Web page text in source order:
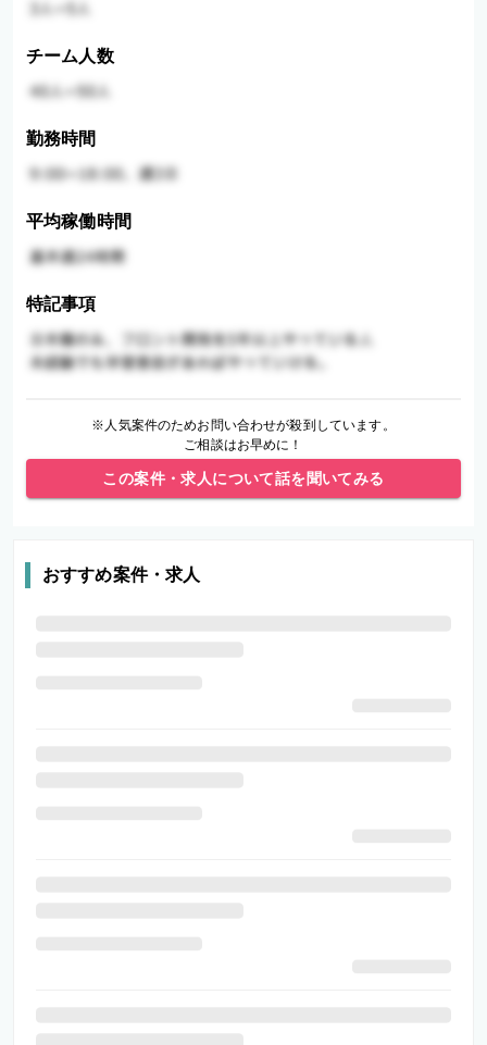
チーム人数
勤務時間
平均稼働時間
特記事項
※人気案件のためお問い合わせが殺到しています。
ご相談はお早めに！
この案件・求人について話を聞いてみる
おすすめ案件・求人